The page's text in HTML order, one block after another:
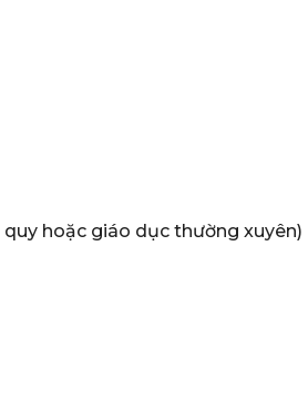
hoặc giáo dục thường xuyên)